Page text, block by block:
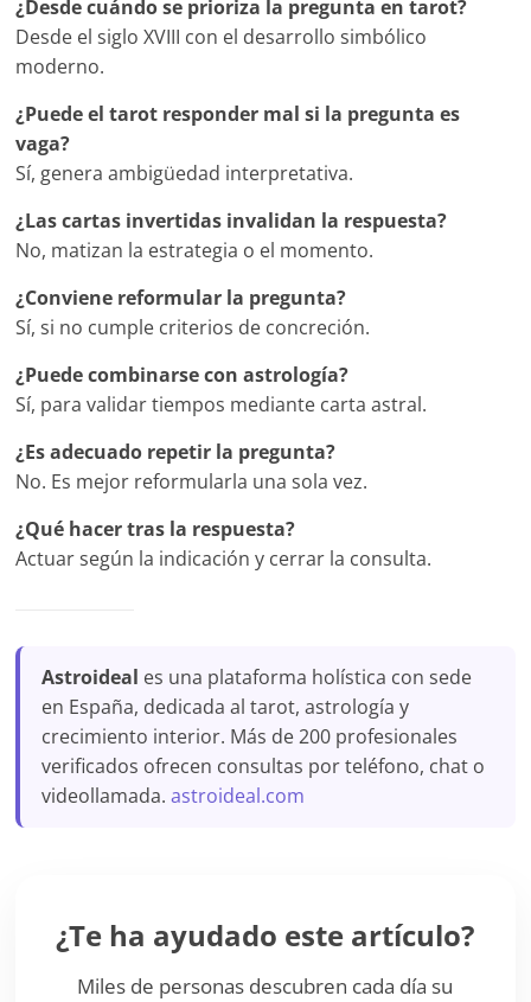
¿Desde cuándo se prioriza la pregunta en tarot?
Desde el siglo XVIII con el desarrollo simbólico
moderno.
¿Puede el tarot responder mal si la pregunta es
vaga?
Sí, genera ambigüedad interpretativa.
¿Las cartas invertidas invalidan la respuesta?
No, matizan la estrategia o el momento.
¿Conviene reformular la pregunta?
Sí, si no cumple criterios de concreción.
¿Puede combinarse con astrología?
Sí, para validar tiempos mediante carta astral.
¿Es adecuado repetir la pregunta?
No. Es mejor reformularla una sola vez.
¿Qué hacer tras la respuesta?
Actuar según la indicación y cerrar la consulta.
Astroideal es una plataforma holística con sede
en España, dedicada al tarot, astrología y
crecimiento interior. Más de 200 profesionales
verificados ofrecen consultas por teléfono, chat o
videollamada.astroideal.com
¿Te ha ayudado este artículo?
Miles de personas descubren cada día su